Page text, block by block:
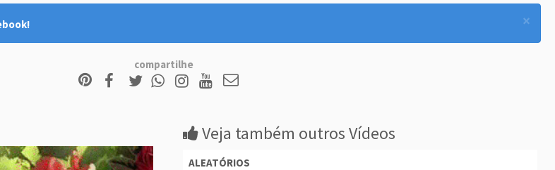
×
compartilhe
Veja também outros Vídeos
ALEATÓRIOS